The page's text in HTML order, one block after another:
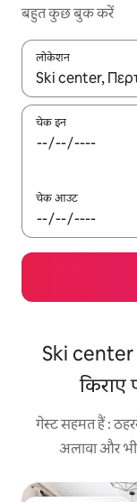
बहुत कुछ बुक करें
लोकेशन
नतीजों के उपलब्ध
चेक इन
चेक आउट
Ski center
किराए
गेस्ट सहमत हैं :
अलावा और भी